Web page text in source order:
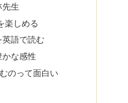
先生
楽しめる
語で読む
な感性
のって面白い